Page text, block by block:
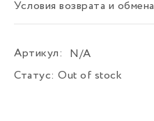
Условия возврата и обмена
Артикул:
N/A
Статус: Out of stock